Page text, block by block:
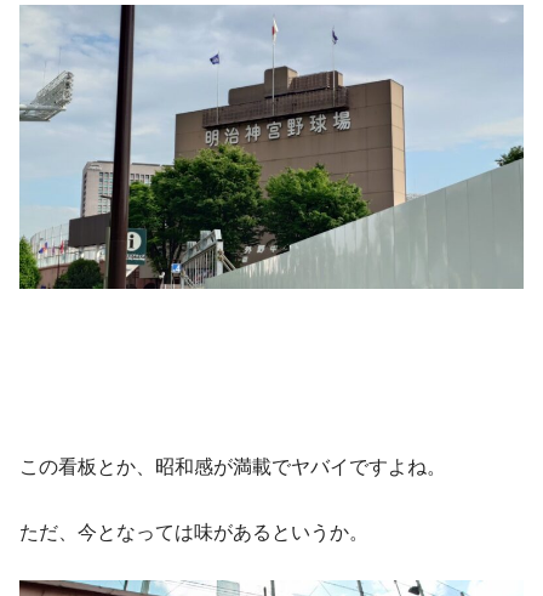
この看板とか、昭和感が満載でヤバイですよね。
ただ、今となっては味があるというか。